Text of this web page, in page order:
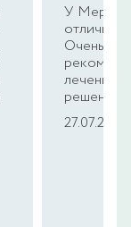
У Мерри
Очень
лечение.
решении
27.07.2026